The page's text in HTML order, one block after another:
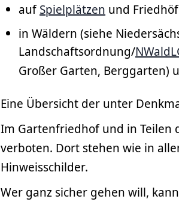
aufSpielplätzen und
in Wäldern (siehe
Landschaftsordnung/
Großer Garten, Berggarten)
Eine Übersicht der unter
Im Gartenfriedhof und in Teilen
verboten. Dort stehen wie in
Hinweisschilder.
Wer ganz sicher gehen will,